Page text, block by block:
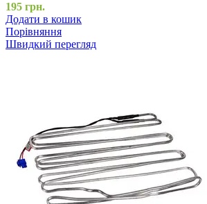
195 грн.
Додати в кошик
Порівняння
Швидкий перегляд